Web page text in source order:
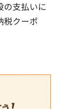
の支払いに
税クーポ